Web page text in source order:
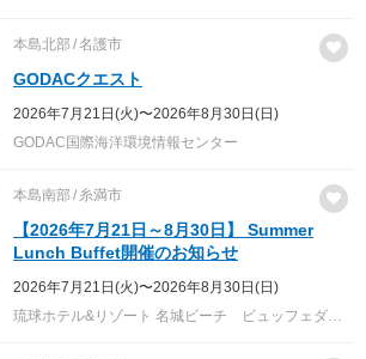
本島北部 名護市
GODACクエスト
2026年7月21日(火)〜2026年8月30日(日)
GODAC国際海洋環境情報センター
本島南部 糸満市
【2026年7月21日～8月30日】 Summer
Lunch Buffet開催のお知らせ
2026年7月21日(火)〜2026年8月30日(日)
琉球ホテル&リゾート 名城ビーチ ビュッフェダイニング「Nashiro」